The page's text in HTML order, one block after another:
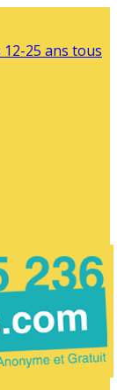
25 ans tous